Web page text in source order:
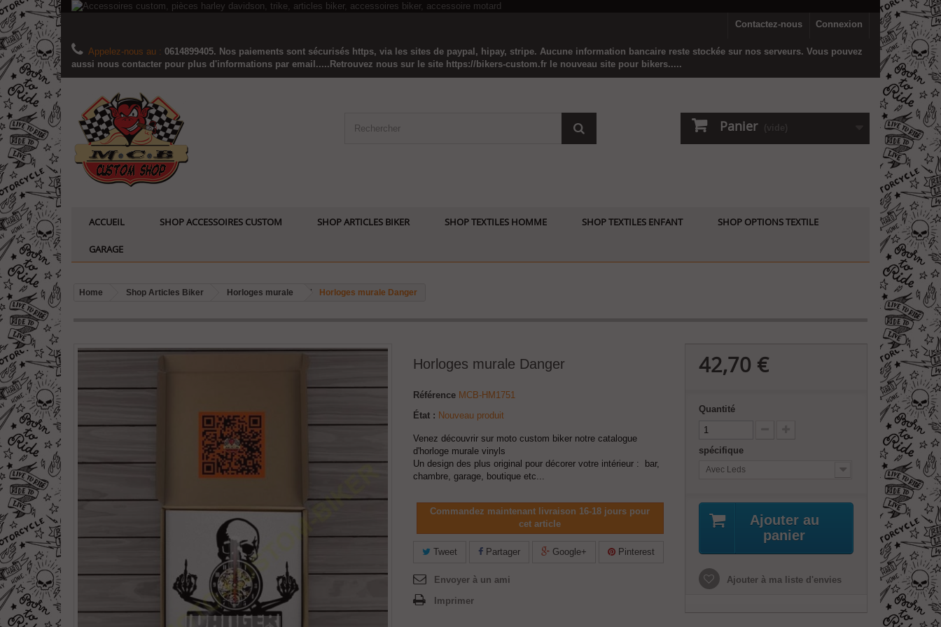
Connexion
Contactez-nous
Appelez-nous au : 0614899405. Nos paiements sont sécurisés https, via les sites de paypal, hipay, stripe. Aucune information bancaire reste stockée sur nos serveurs. Vous pouvez
aussi nous contacter pour plus d'informations par email.....Retrouvez nous sur le site https://bikers-custom.fr le nouveau site pour bikers.....
Panier (vide)
ACCUEIL SHOP ACCESSOIRES CUSTOM SHOP ARTICLES BIKER SHOP TEXTILES HOMME SHOP TEXTILES ENFANT SHOP OPTIONS TEXTILE
GARAGE
Home Shop Articles Biker Horloges murale Horloges murale Danger
Horloges murale Danger
Référence MCB-HM1751
État : Nouveau produit
Venez découvrir sur moto custom biker notre catalogue
d'horloge murale vinyls
Un design des plus original pour décorer votre intérieur : bar,
chambre, garage, boutique etc...
Commandez maintenant livraison 16-18 jours pour
cet article
Tweet Partager Google+ Pinterest
Envoyer à un ami
Imprimer
42,70 €
Quantité
spécifique
Avec Leds
Ajouter au
panier
Ajouter à ma liste d'envies